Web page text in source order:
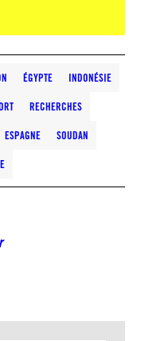
ÉGYPTE INDONÉSIE
RECHERCHES
ESPAGNE SOUDAN